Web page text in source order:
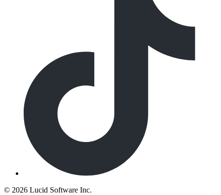
© 2026 Lucid Software Inc.